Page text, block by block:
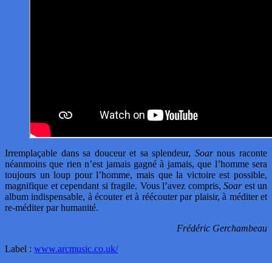
Irremplaçable dans sa douceur et sa splendeur, Soarnous raconte
néanmoins que rien n’est jamais gagné à jamais, que l’homme sera
toujours un loup pour l’homme, mais que la victoire est possible,
magnifique et cependant si fragile. Vous l’avez compris, Soarest un
album indispensable, à écouter et à réécouter par plaisir, à méditer et
re-méditer par humanité.
Frédéric Gerchambeau
Label : www.arcmusic.co.uk/